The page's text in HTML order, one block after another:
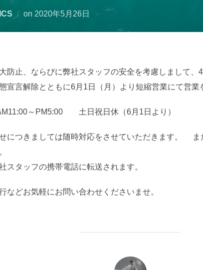
on 投
2020年5月26日
防止、ならびに弊社スタッフの安全を考慮しまして
宣言解除とともに6月1日（月）より短縮営業にて営業
～PM5:00 土日祝日休（6月1日より）
につきましては随時対応をさせていただきます。
スタッフの携帯電話に転送されます。
などお気軽にお問い合わせくださいませ。
投稿者